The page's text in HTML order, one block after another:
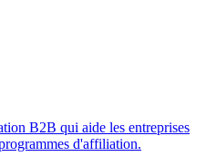
B2B qui aide les entreprises
d'affiliation.